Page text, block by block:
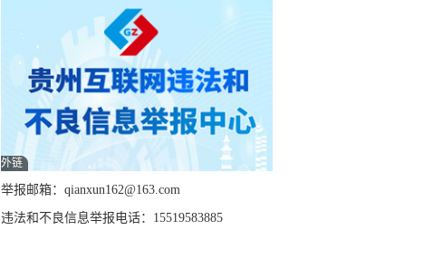
外链
举报邮箱：qianxun162@163.com
违法和不良信息举报电话：15519583885